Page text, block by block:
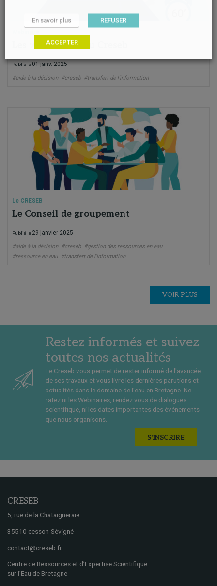
Les webinaires du Creseb
Publié le01 janv. 2025
#aide à la décision #creseb #transfert de l'information
Le CRESEB
Le Conseil de groupement
Publié le 29 janvier 2025
#aide à la décision #creseb #gestion des ressources en eau
#ressource en eau
#transfert de l'information
VOIR PLUS
Restez informés et suivez
toutes nos actualités
Le Creseb vous permet de rester informé de l'avancée
de ses travaux et vous livre les dernières parutions et
actualités dans le domaine de l'eau en Bretagne. Ne
ratez ni les Webinaires, rendez vous de dialogues
scientifique, ni les dates importantes des événements
que nous organisons.
S'INSCRIRE
CRESEB
5, rue de la Chataigneraie
35510 cesson-Sévigné
contact@creseb.fr
Centre de Ressources et d’Expertise Scientifique
sur l’Eau de Bretagne
En savoir plus REFUSER
ACCEPTER